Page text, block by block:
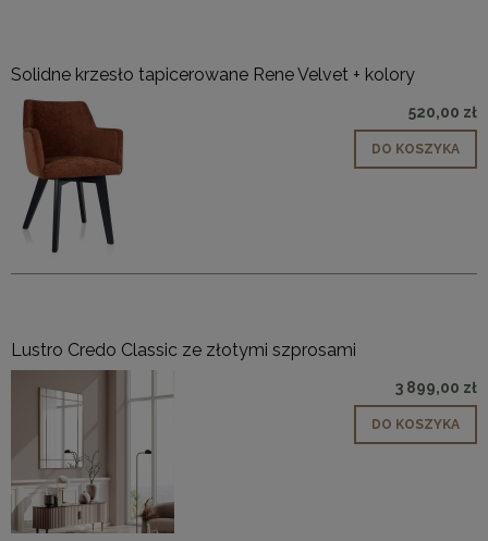
Solidne krzesło tapicerowane Rene Velvet + kolory
520,00 zł
DO KOSZYKA
Lustro Credo Classic ze złotymi szprosami
3 899,00 zł
DO KOSZYKA